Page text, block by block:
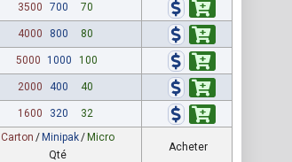
3500 700 70
4000 800 80
5000 1000 100
2000 400 40
1600 320 32
Carton / Minipak/ Micro
Qté
Acheter